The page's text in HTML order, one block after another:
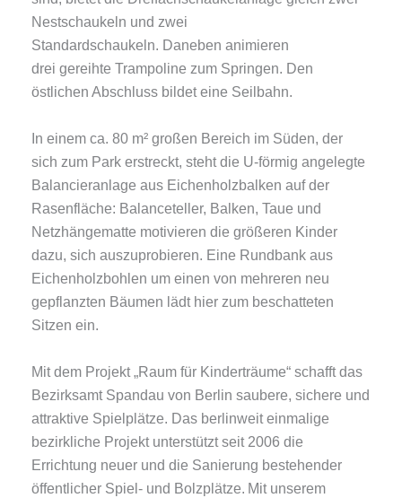
Nestschaukeln und zwei
Standardschaukeln. Daneben animieren
drei gereihte Trampoline zum Springen. Den
östlichen Abschluss bildet eine Seilbahn.
In einem ca. 80 m² großen Bereich im Süden, der
sich zum Park erstreckt, steht die U-förmig angelegte
Balancieranlage aus Eichenholzbalken auf der
Rasenfläche: Balanceteller, Balken, Taue und
Netzhängematte motivieren die größeren Kinder
dazu, sich auszuprobieren. Eine Rundbank aus
Eichenholzbohlen um einen von mehreren neu
gepflanzten Bäumen lädt hier zum beschatteten
Sitzen ein.
Mit dem Projekt „Raum für Kinderträume“ schafft das
Bezirksamt Spandau von Berlin saubere, sichere und
attraktive Spielplätze. Das berlinweit einmalige
bezirkliche Projekt unterstützt seit 2006 die
Errichtung neuer und die Sanierung bestehender
öffentlicher Spiel- und Bolzplätze. Mit unserem